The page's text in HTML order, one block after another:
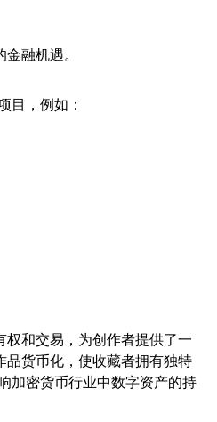
融机遇。
目，例如：
和交易，为创作者提供了一
品货币化，使收藏者拥有独特
加密货币行业中数字资产的持